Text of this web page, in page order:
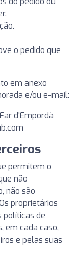
o pedido que
em anexo
e/ou e-mail:
d'Empordà
permitem o
não
não são
proprietários
políticas de
em cada caso,
e pelas suas